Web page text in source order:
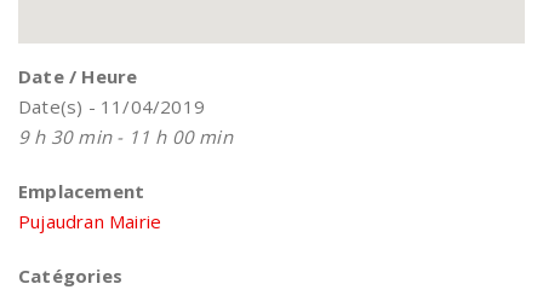
Date / Heure
Date(s) - 11/04/2019
9 h 30 min - 11 h 00 min
Emplacement
Pujaudran Mairie
Catégories